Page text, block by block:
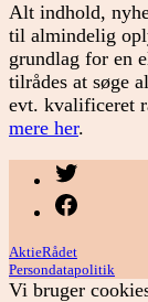
Alt indhold,
til almindelig
grundlag for en
tilrådes at søge
evt. kvalificeret
mere her.
AktieRådet
Persondatapolitik
Vi bruger